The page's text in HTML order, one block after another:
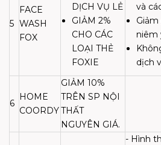
5
FACE
WASH
FOX
DỊCH VỤ LẺ
GIẢM 2%
CHO CÁC
LOẠI THẺ
FOXIE
và
niêm
dịch
6
HOME
COORDY
GIẢM 10%
TRÊN SP NỘI
THẤT
NGUYÊN GIÁ.
- Hình